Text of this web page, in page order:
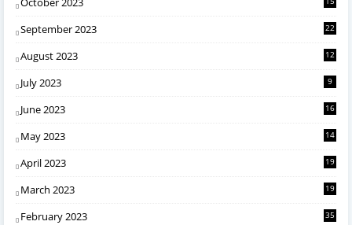
September 2023 22
August 2023 12
July 2023 9
June 2023 16
May 2023 14
April 2023 19
March 2023 19
February 2023 35